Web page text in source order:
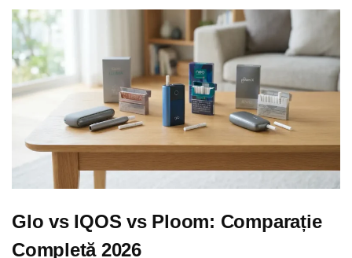
Glo vs IQOS vs Ploom: Comparație
Completă 2026